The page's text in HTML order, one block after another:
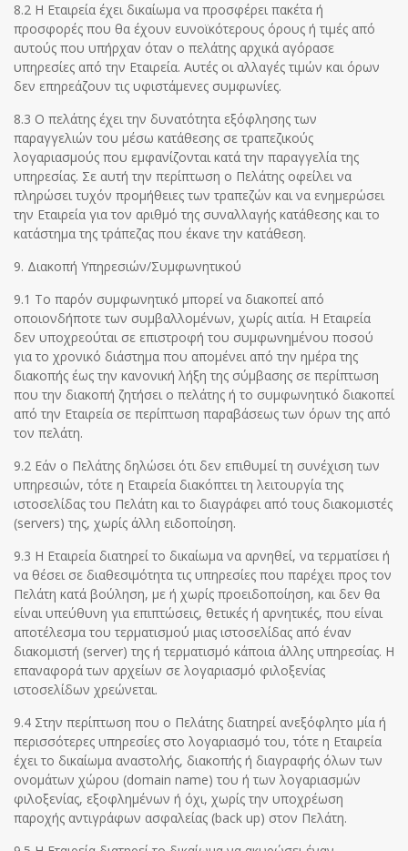
8.2 Η Εταιρεία έχει δικαίωμα να προσφέρει πακέτα ή
προσφορές που θα έχουν ευνοϊκότερους όρους ή τιμές από
αυτούς που υπήρχαν όταν ο πελάτης αρχικά αγόρασε
υπηρεσίες από την Εταιρεία. Αυτές οι αλλαγές τιμών και όρων
δεν επηρεάζουν τις υφιστάμενες συμφωνίες.
8.3 Ο πελάτης έχει την δυνατότητα εξόφλησης των
παραγγελιών του μέσω κατάθεσης σε τραπεζικούς
λογαριασμούς που εμφανίζονται κατά την παραγγελία της
υπηρεσίας. Σε αυτή την περίπτωση ο Πελάτης οφείλει να
πληρώσει τυχόν προμήθειες των τραπεζών και να ενημερώσει
την Εταιρεία για τον αριθμό της συναλλαγής κατάθεσης και το
κατάστημα της τράπεζας που έκανε την κατάθεση.
9. Διακοπή Υπηρεσιών/Συμφωνητικού
9.1 Το παρόν συμφωνητικό μπορεί να διακοπεί από
οποιονδήποτε των συμβαλλομένων, χωρίς αιτία. Η Εταιρεία
δεν υποχρεούται σε επιστροφή του συμφωνημένου ποσού
για το χρονικό διάστημα που απομένει από την ημέρα της
διακοπής έως την κανονική λήξη της σύμβασης σε περίπτωση
που την διακοπή ζητήσει ο πελάτης ή το συμφωνητικό διακοπεί
από την Εταιρεία σε περίπτωση παραβάσεως των όρων της από
τον πελάτη.
9.2 Εάν ο Πελάτης δηλώσει ότι δεν επιθυμεί τη συνέχιση των
υπηρεσιών, τότε η Εταιρεία διακόπτει τη λειτουργία της
ιστοσελίδας του Πελάτη και το διαγράφει από τους διακομιστές
(servers) της, χωρίς άλλη ειδοποίηση.
9.3 H Εταιρεία διατηρεί το δικαίωμα να αρνηθεί, να τερματίσει ή
να θέσει σε διαθεσιμότητα τις υπηρεσίες που παρέχει προς τον
Πελάτη κατά βούληση, με ή χωρίς προειδοποίηση, και δεν θα
είναι υπεύθυνη για επιπτώσεις, θετικές ή αρνητικές, που είναι
αποτέλεσμα του τερματισμού μιας ιστοσελίδας από έναν
διακομιστή (server) της ή τερματισμό κάποια άλλης υπηρεσίας. Η
επαναφορά των αρχείων σε λογαριασμό φιλοξενίας
ιστοσελίδων χρεώνεται.
9.4 Στην περίπτωση που ο Πελάτης διατηρεί ανεξόφλητο μία ή
περισσότερες υπηρεσίες στο λογαριασμό του, τότε η Εταιρεία
έχει το δικαίωμα αναστολής, διακοπής ή διαγραφής όλων των
ονομάτων χώρου (domain name) του ή των λογαριασμών
φιλοξενίας, εξοφλημένων ή όχι, χωρίς την υποχρέωση
παροχής αντιγράφων ασφαλείας (back up) στον Πελάτη.